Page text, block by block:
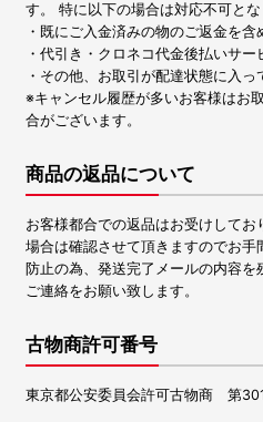
す。 特に以下の場合は対応不可とな
・既にご入金済みの物のご返金を含
・代引き・クロネコ代金後払いサー
・その他、お取引が配達状態に入っ
※キャンセル履歴が多いお客様はお
合がございます。
商品の返品について
お客様都合での返品はお受けして
場合は確認させて頂きますのでお手
防止の為、発送完了メールの内容
ご連絡をお願い致します。
古物商許可番号
東京都公安委員会許可古物商 第